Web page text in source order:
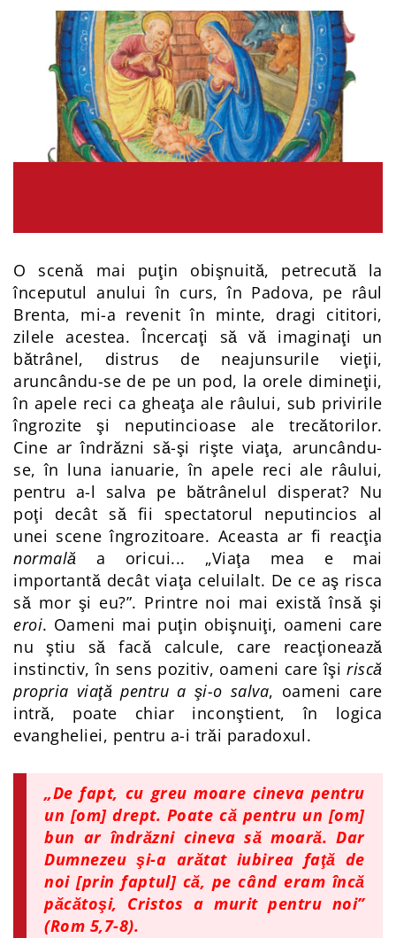
O scenă mai puţin obişnuită, petrecută la
începutul anului în curs, în Padova, pe râul
Brenta, mi-a revenit în minte, dragi cititori,
zilele acestea. Încercaţi să vă imaginaţi un
bătrânel, distrus de neajunsurile vieţii,
aruncându-se de pe un pod, la orele dimineţii,
în apele reci ca gheaţa ale râului, sub privirile
îngrozite şi neputincioase ale trecătorilor.
Cine ar îndrăzni să-şi rişte viaţa, aruncându-
se, în luna ianuarie, în apele reci ale râului,
pentru a-l salva pe bătrânelul disperat? Nu
poţi decât să fii spectatorul neputincios al
unei scene îngrozitoare. Aceasta ar fi reacţia
normalăa oricui... „Viaţa mea e mai
importantă decât viaţa celuilalt. De ce aş risca
să mor şi eu?”. Printre noi mai există însă şi
eroi. Oameni mai puţin obişnuiţi, oameni care
nu ştiu să facă calcule, care reacţionează
instinctiv, în sens pozitiv, oameni care îşiriscă
propria viaţă pentru a şi-o salva, oameni care
intră, poate chiar inconştient, în logica
evangheliei, pentru a-i trăi paradoxul.
„De fapt, cu greu moare cineva pentru
un [om] drept. Poate că pentru un [om]
bun ar îndrăzni cineva să moară. Dar
Dumnezeu şi-a arătat iubirea faţă de
noi [prin faptul] că, pe când eram încă
păcătoşi, Cristos a murit pentru noi”
(Rom 5,7-8).